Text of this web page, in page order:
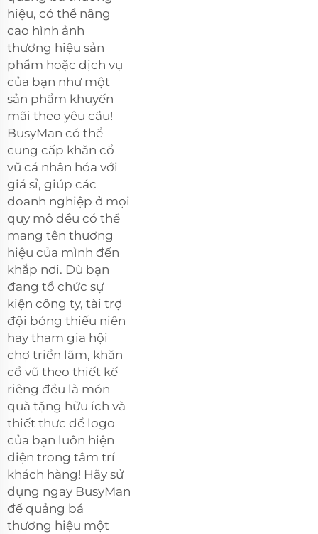
hiệu, có thể nâng
cao hình ảnh
thương hiệu sản
phẩm hoặc dịch vụ
của bạn như một
sản phẩm khuyến
mãi theo yêu cầu!
BusyMan có thể
cung cấp khăn cổ
vũ cá nhân hóa với
giá sỉ, giúp các
doanh nghiệp ở mọi
quy mô đều có thể
mang tên thương
hiệu của mình đến
khắp nơi. Dù bạn
đang tổ chức sự
kiện công ty, tài trợ
đội bóng thiếu niên
hay tham gia hội
chợ triển lãm, khăn
cổ vũ theo thiết kế
riêng đều là món
quà tặng hữu ích và
thiết thực để logo
của bạn luôn hiện
diện trong tâm trí
khách hàng! Hãy sử
dụng ngay BusyMan
để quảng bá
thương hiệu một